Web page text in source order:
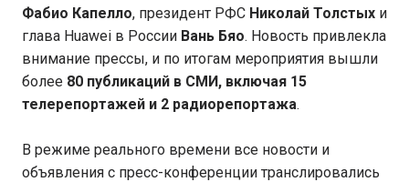
Фабио Капелло, президент РФС Николай Толстых и
глава Huawei в России Вань Бяо. Новость привлекла
внимание прессы, и по итогам мероприятия вышли
более 80 публикаций в СМИ, включая 15
телерепортажей и 2 радиорепортажа.
В режиме реального времени все новости и
объявления с пресс-конференции транслировались